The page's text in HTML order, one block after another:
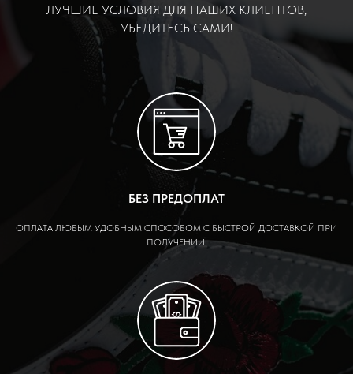
ЛУЧШИЕ УСЛОВИЯ ДЛЯ НАШИХ КЛИЕНТОВ,
УБЕДИТЕСЬ САМИ!
БЕЗ ПРЕДОПЛАТ
ОПЛАТА ЛЮБЫМ УДОБНЫМ СПОСОБОМ С БЫСТРОЙ ДОСТАВКОЙ ПРИ
ПОЛУЧЕНИИ.